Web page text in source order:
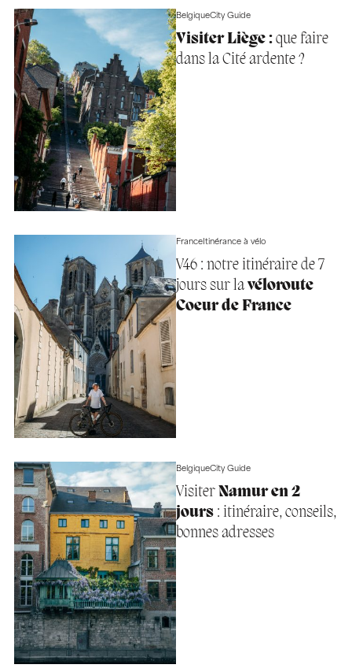
BelgiqueCity Guide
Visiter Liège :que faire
dans la Cité ardente ?
FranceItinérance à vélo
V46 : notre itinéraire de 7
jours sur lavéloroute
Coeur de France
BelgiqueCity Guide
VisiterNamur en 2
jours: itinéraire, conseils,
bonnes adresses